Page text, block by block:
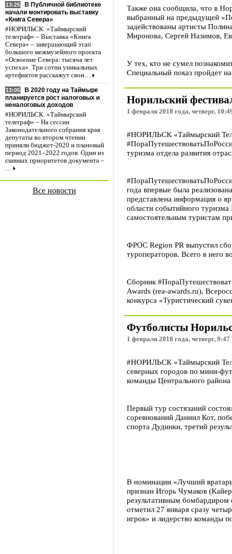
13:25
В Публичной библиотеке
начали монтировать выставку
«Книга Севера»
#НОРИЛЬСК. «Таймырский
телеграф» – Выставка «Книга
Севера» – завершающий этап
большого межмузейного проекта
«Освоение Севера: тысяча лет
успеха». Три сотни уникальных
артефактов расскажут свои…
13:05
В 2020 году на Таймыре
планируется рост налоговых и
неналоговых доходов
#НОРИЛЬСК. «Таймырский
телеграф» – На сессии
Законодательного собрания края
депутаты во втором чтении
приняли бюджет-2020 и плановый
период 2021–2022 годов. Один из
главных приоритетов документа –
…
Все новости
Также она сообщила, что в
выбранный на предыдущей
задействованы артисты
Миронова, Сергей Назимов,
У тех, кто не сумел
Специальный показ пройдет
Норильский
1 февраля 2018 года, четверг,
#НОРИЛЬСК «Таймырский
туризма отдела развития
года впервые была
представлена информация о
области событийного
самостоятельным туристам
ФРОС Region PR выпустил
туроператоров. Всего в него
Сборник
Awards (rea-awards.ru),
конкурса «Туристический
Футболисты
1 февраля 2018 года, четверг, 9:47
#НОРИЛЬСК «Таймырский
северных городов по мини-
команды Центрального
Первый тур состязаний
соревнований Даниил Кот,
спорта Дудинки, третий
В номинации «Лучший
признан Игорь Чумаков
результативным бомбардиром
отметил 27 января сразу
игрок» и лидерство команды